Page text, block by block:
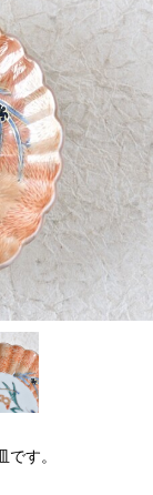
す。